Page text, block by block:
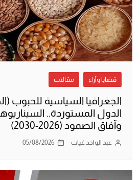
قضايا وآراء مقالات
الدول المستوردة..
وآفاق الصمود (2026-2030)
عبد الواحد غيات 05/08/2026